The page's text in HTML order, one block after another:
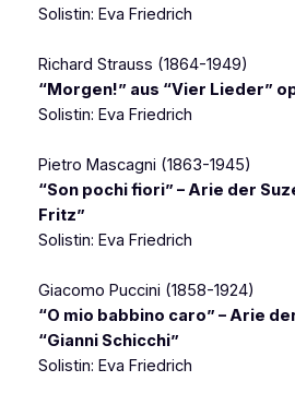
Solistin: Eva Friedrich
Richard Strauss (1864-1949)
“Morgen!” aus “Vier Lieder”
Solistin: Eva Friedrich
Pietro Mascagni (1863-1945)
“Son pochi fiori” – Arie der
Fritz”
Solistin: Eva Friedrich
Giacomo Puccini (1858-1924)
“O mio babbino caro” – Arie
“Gianni Schicchi”
Solistin: Eva Friedrich